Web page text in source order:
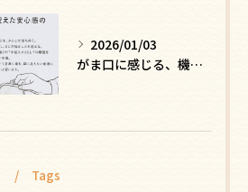
2026/01/03
がま口に感じる、機能を超えた安心感の正体
Tags